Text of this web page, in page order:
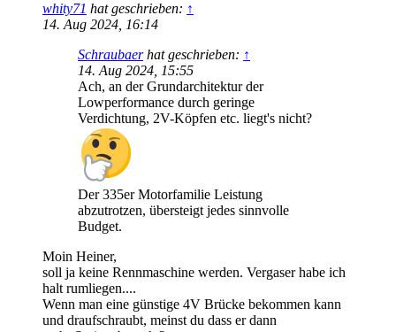
whity71 hat geschrieben: ↑
14. Aug 2024, 16:14
Schraubaerhat geschrieben: ↑
14. Aug 2024, 15:55
Ach, an der Grundarchitektur der
Lowperformance durch geringe
Verdichtung, 2V-Köpfen etc. liegt's nicht?
Der 335er Motorfamilie Leistung
abzutrotzen, übersteigt jedes sinnvolle
Budget.
Moin Heiner,
soll ja keine Rennmaschine werden. Vergaser habe ich
halt rumliegen....
Wenn man eine günstige 4V Brücke bekommen kann
und draufschraubt, meinst du dass er dann